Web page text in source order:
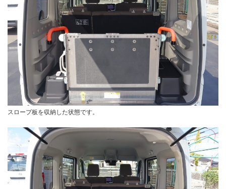
スロープ板を収納した状態です。